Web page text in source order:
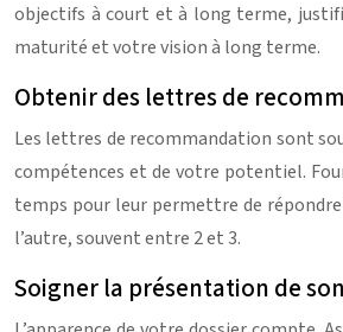
objectifs à court et à long terme,
maturité et votre vision à long terme.
Obtenir des lettres de
Les lettres de recommandation sont
compétences et de votre potentiel.
temps pour leur permettre de
l’autre, souvent entre 2 et 3.
Soigner la présentation de